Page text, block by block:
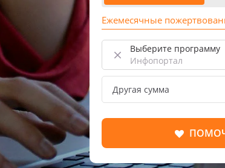
Ежемесячные
×
Выберите программу
Инфопортал
Другая сумма